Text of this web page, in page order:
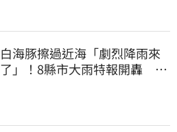
白海豚擦過近海「劇烈降雨來
了」！8縣市大雨特報開轟 今